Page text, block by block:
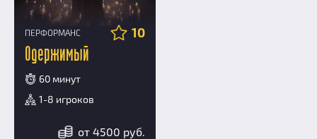
ПЕРФОРМАНС 10
Одержимый
60 минут
1-8 игроков
от 4500 руб.